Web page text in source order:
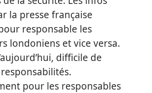
la presse française
responsable les
londoniens et vice versa.
difficile de
pour les responsables